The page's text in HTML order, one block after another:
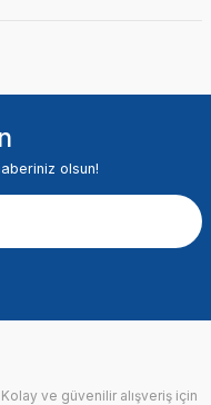
olsun!
ve güvenilir alışveriş için